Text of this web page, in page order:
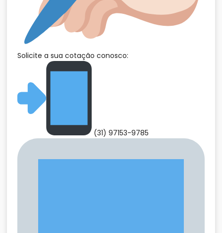
Solicite a sua cotação conosco:
(31) 97153-9785